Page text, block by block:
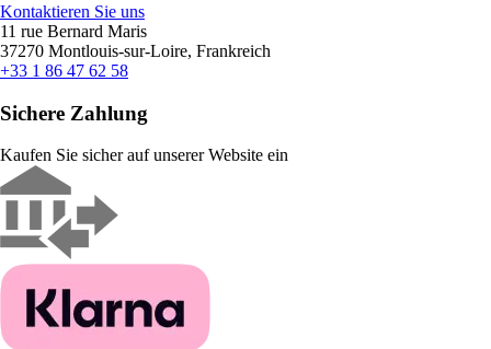
Kontaktieren Sie uns
11 rue Bernard Maris
37270 Montlouis-sur-Loire, Frankreich
+33 1 86 47 62 58
Sichere Zahlung
Kaufen Sie sicher auf unserer Website ein